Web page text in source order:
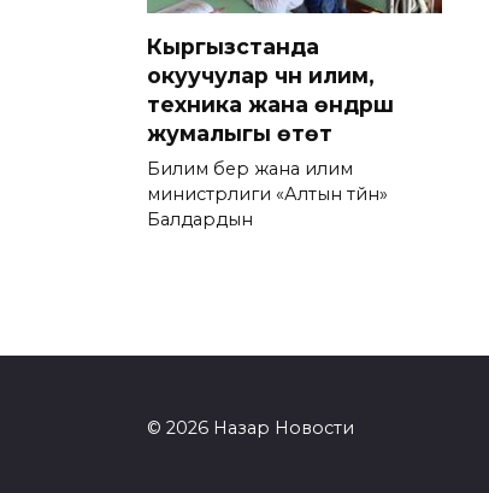
Кыргызстанда
окуучулар үчүн илим,
техника жана өндүрүш
жумалыгы өтөт
Билим берүү жана илим
министрлиги «Алтын түйүн»
Балдардын
© 2026 Назар Новости